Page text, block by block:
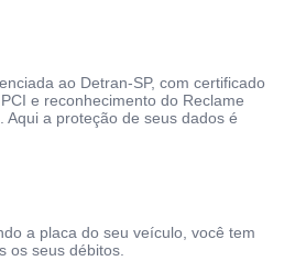
ao Detran-SP, com certificado
e reconhecimento do Reclame
Aqui a proteção de seus dados é
a placa do seu veículo, você tem
os seus débitos.